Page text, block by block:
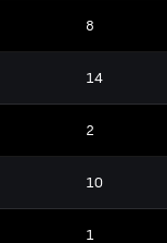
8
14
2
10
1